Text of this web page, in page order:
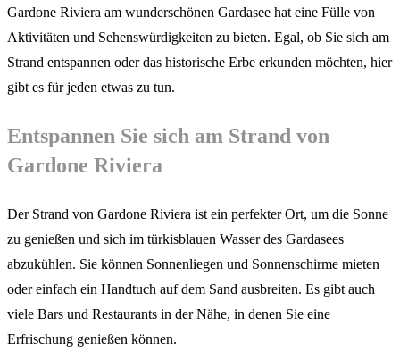
Gardone Riviera am wunderschönen Gardasee hat eine Fülle von
Aktivitäten und Sehenswürdigkeiten zu bieten. Egal, ob Sie sich am
Strand entspannen oder das historische Erbe erkunden möchten, hier
gibt es für jeden etwas zu tun.
Entspannen Sie sich am Strand von
Gardone Riviera
Der Strand von Gardone Riviera ist ein perfekter Ort, um die Sonne
zu genießen und sich im türkisblauen Wasser des Gardasees
abzukühlen. Sie können Sonnenliegen und Sonnenschirme mieten
oder einfach ein Handtuch auf dem Sand ausbreiten. Es gibt auch
viele Bars und Restaurants in der Nähe, in denen Sie eine
Erfrischung genießen können.